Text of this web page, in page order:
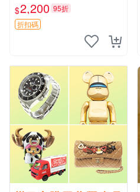
趣馬卡龍設計 芝麻豆豆 LAB
UBU LABUBU THE MONST
ERS 橙色豆
$2,200 95折
折扣碼